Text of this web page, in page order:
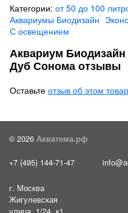
Категории: от 50 до 100
Аквариумы Биодизайн
С освещением
Аквариум Биодизайн
Дуб Сонома отзывы
Оставьте отзыв об этом
© 2026 Акватема.рф
+7 (495) 144-71-47
г. Москва
Жигулевская